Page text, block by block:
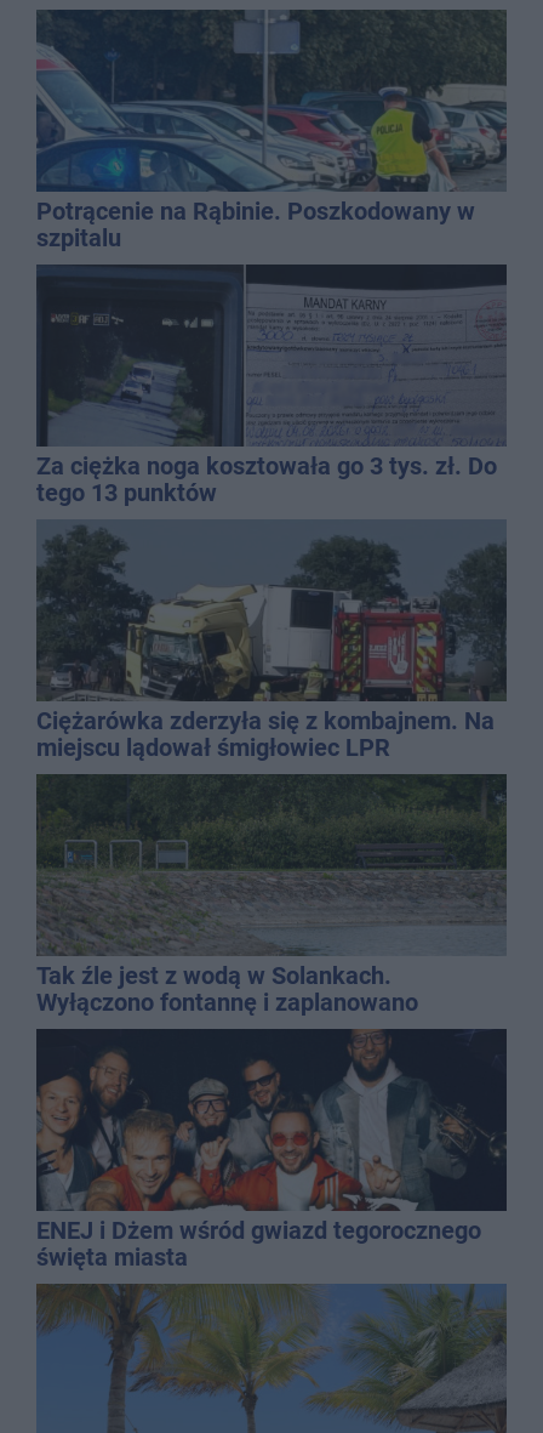
Potrącenie na Rąbinie. Poszkodowany w
szpitalu
Za ciężka noga kosztowała go 3 tys. zł. Do
tego 13 punktów
Ciężarówka zderzyła się z kombajnem. Na
miejscu lądował śmigłowiec LPR
Tak źle jest z wodą w Solankach.
Wyłączono fontannę i zaplanowano
dolewkę
ENEJ i Dżem wśród gwiazd tegorocznego
święta miasta